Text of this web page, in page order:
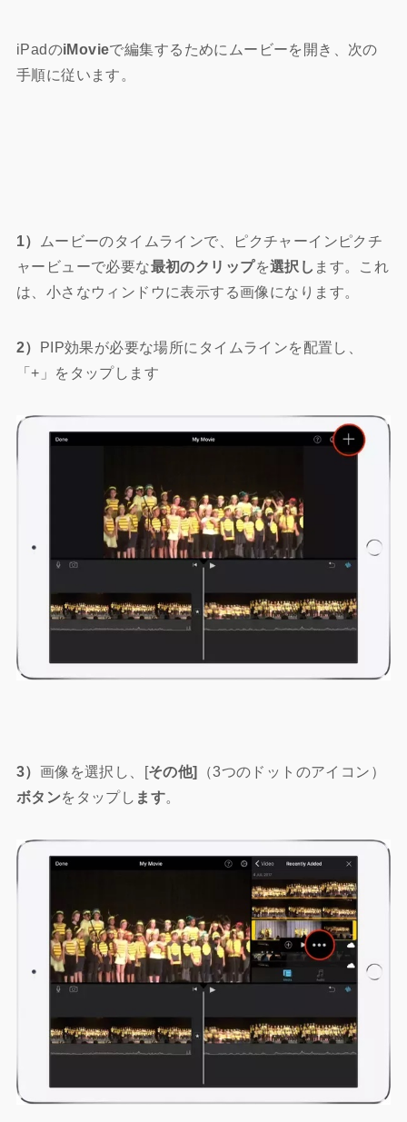
iPadのiMovieで編集するためにムービーを開き、次の
手順に従います。
1）
ムービーのタイムラインで、ピクチャーインピクチ
ャービューで必要な最初のクリップを選択し ます。これ
は、小さなウィンドウに表示する画像になります。
2） PIP効果が必要な場所にタイムラインを配置し、
「+」をタップします
3） 画像を選択し、[その他] （3つのドットのアイコン）
ボタンをタップし ます。